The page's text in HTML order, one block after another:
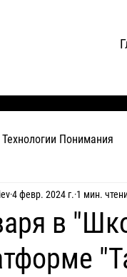
Технологии Понимания
Инновации Школа
в
4 февр. 2024 г. 1 мин.